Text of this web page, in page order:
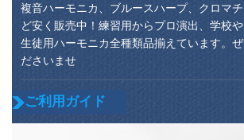
複音ハーモニカ、ブルースハープ、クロマ
ど安く販売中！練習用からプロ演出、学校
生徒用ハーモニカ全種類品揃えています。
ださいませ
ご利用ガイド